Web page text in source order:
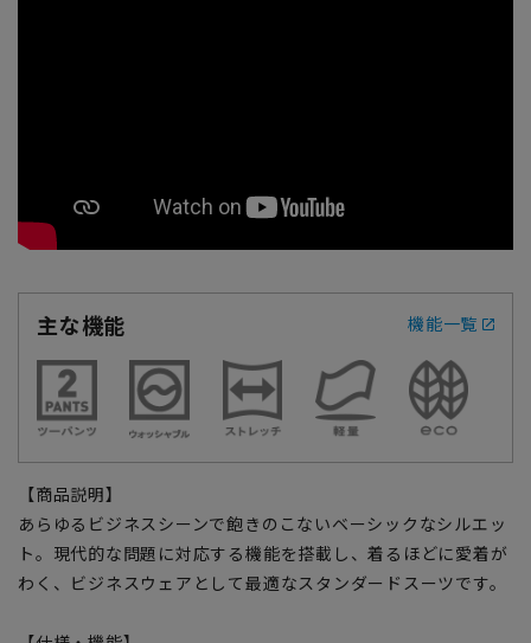
主な機能 機能一覧
【商品説明】
あらゆるビジネスシーンで飽きのこないベーシックなシルエッ
ト。現代的な問題に対応する機能を搭載し、着るほどに愛着が
わく、ビジネスウェアとして最適なスタンダードスーツです。